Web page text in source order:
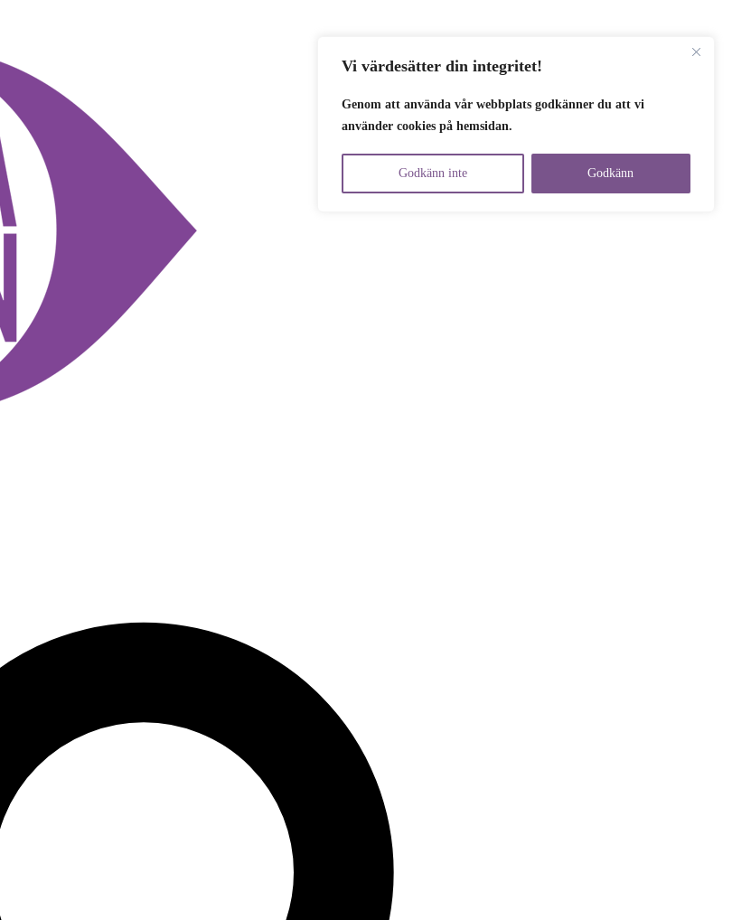
Vi värdesätter din integritet!
Genom att använda vår webbplats godkänner du att vi
använder cookies på hemsidan.
Godkänn inte Godkänn